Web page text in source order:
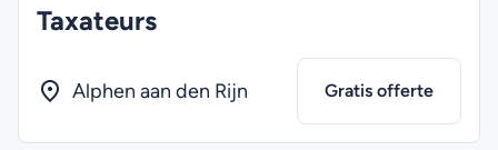
Taxateurs
Alphen aan den Rijn Gratis offerte